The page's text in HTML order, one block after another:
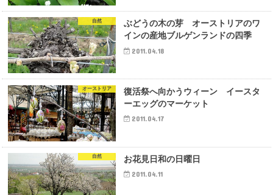
自然
ぶどうの木の芽 オーストリアのワ
インの産地ブルゲンランドの四季
2011.04.18
オーストリア
復活祭へ向かうウィーン イースタ
ーエッグのマーケット
2011.04.17
自然 お花見日和の日曜日
2011.04.11